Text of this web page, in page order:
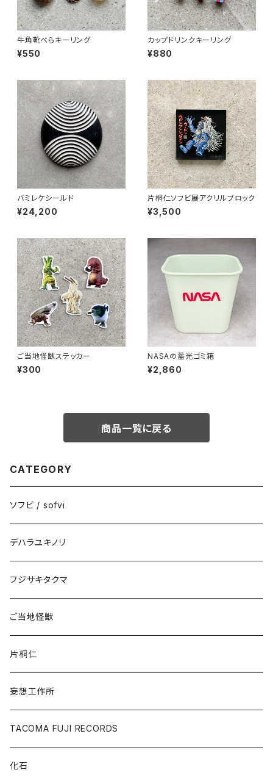
牛角靴べらキーリング
¥550
カップドリンクキーリング
¥880
バミレケシールド
¥24,200
片桐仁ソフビ展アクリルブロック
¥3,500
ご当地怪獣ステッカー
¥300
NASAの蓄光ゴミ箱
¥2,860
商品一覧に戻る
CATEGORY
ソフビ / sofvi
デハラユキノリ
フジサキタクマ
ご当地怪獣
片桐仁
妄想工作所
TACOMA FUJI RECORDS
化石